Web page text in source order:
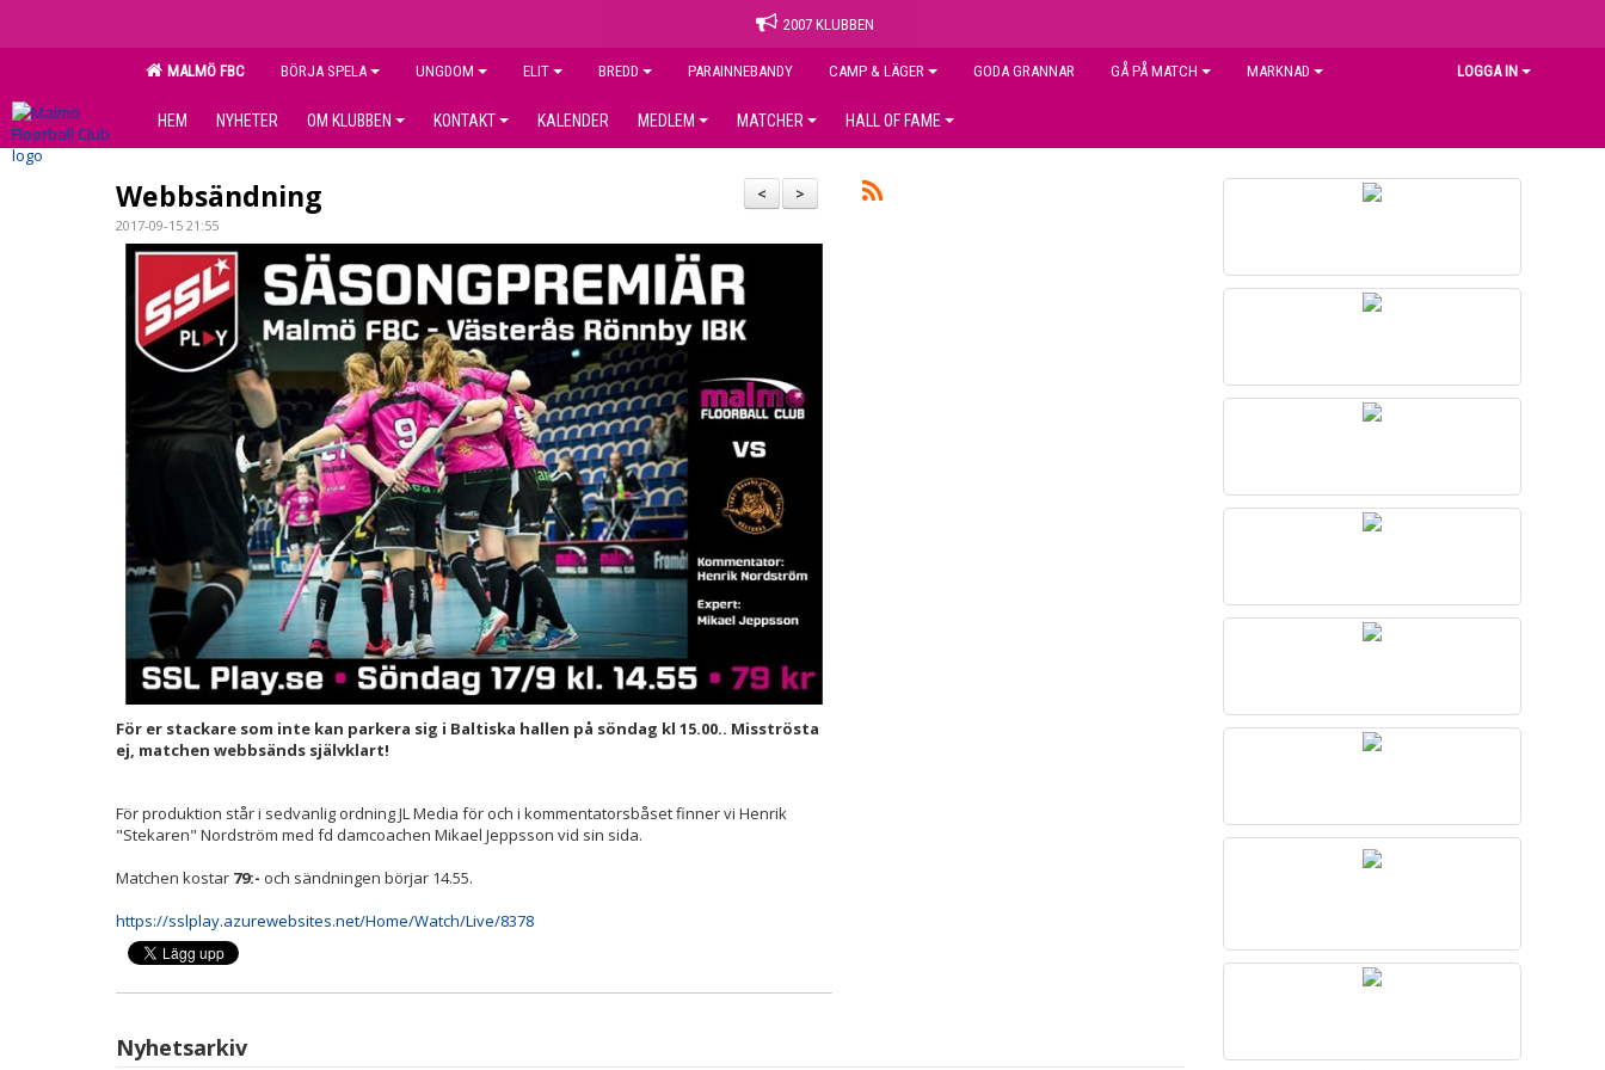
2007 KLUBBEN
MALMÖ FBC BÖRJA SPELA UNGDOM ELIT BREDD PARAINNEBANDY CAMP & LÄGER GODA GRANNAR GÅ PÅ MATCH MARKNAD LOGGA IN
HEM NYHETER OM KLUBBEN KONTAKT KALENDER MEDLEM MATCHER HALL OF FAME
>
<
Webbsändning
2017-09-15 21:55
För er stackare som inte kan parkera sig i Baltiska hallen på söndag kl 15.00.. Misströsta
ej, matchen webbsänds självklart!
För produktion står i sedvanlig ordning JL Media för och i kommentatorsbåset finner vi Henrik
"Stekaren" Nordström med fd damcoachen Mikael Jeppsson vid sin sida.
Matchen kostar 79:- och sändningen börjar 14.55.
https://sslplay.azurewebsites.net/Home/Watch/Live/8378
Nyhetsarkiv